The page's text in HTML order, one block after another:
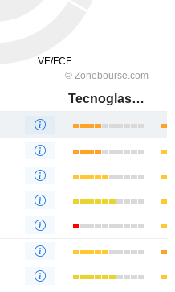
Tecnoglass Holdings Inc.